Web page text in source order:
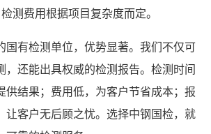
测费用根据项目复杂度而定。
国有检测单位，优势显著。我们不仅可
，还能出具权威的检测报告。检测时间
供结果；费用低，为客户节省成本；报
让客户无后顾之忧。选择中钢国检，就